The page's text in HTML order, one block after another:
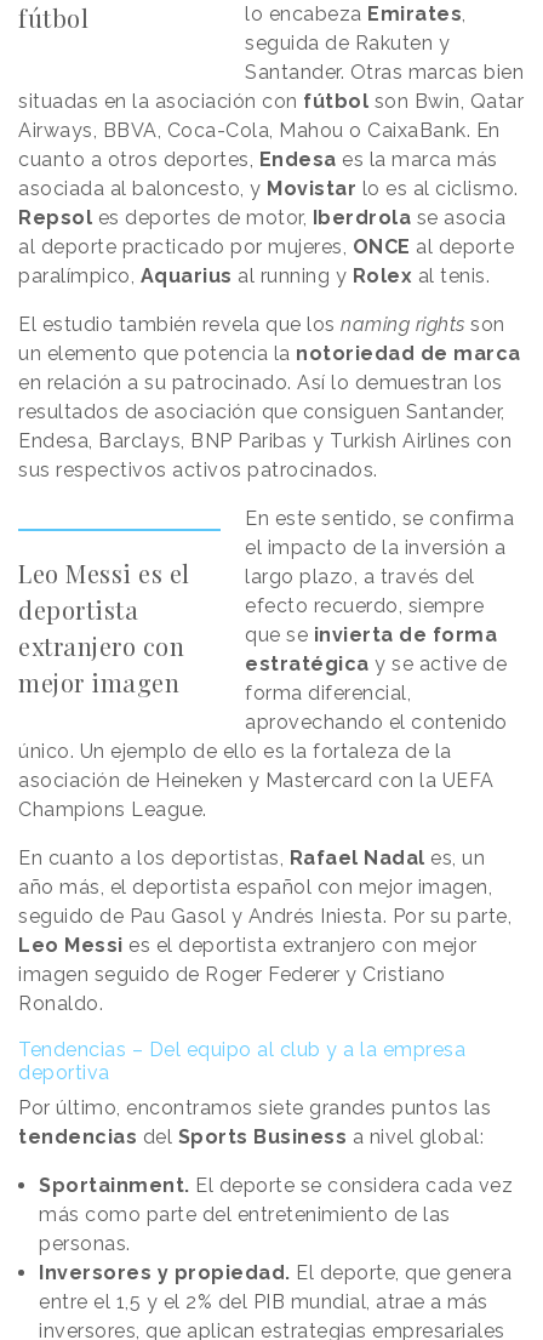
fútbol
lo encabeza Emirates,
seguida de Rakuten y
Santander. Otras marcas bien
situadas en la asociación con fútbol son Bwin, Qatar
Airways, BBVA, Coca-Cola, Mahou o CaixaBank. En
cuanto a otros deportes, Endesa es la marca más
asociada al baloncesto, y Movistar lo es al ciclismo.
Repsol es deportes de motor, Iberdrola se asocia
al deporte practicado por mujeres, ONCE al deporte
paralímpico, Aquarius al running y Rolex al tenis.
El estudio también revela que los naming rights son
un elemento que potencia la notoriedad de marca
en relación a su patrocinado. Así lo demuestran los
resultados de asociación que consiguen Santander,
Endesa, Barclays, BNP Paribas y Turkish Airlines con
sus respectivos activos patrocinados.
Leo Messi es el
deportista
extranjero con
mejor imagen
En este sentido, se confirma
el impacto de la inversión a
largo plazo, a través del
efecto recuerdo, siempre
que se invierta de forma
estratégicay se active de
forma diferencial,
aprovechando el contenido
único. Un ejemplo de ello es la fortaleza de la
asociación de Heineken y Mastercard con la UEFA
Champions League.
En cuanto a los deportistas, Rafael Nadal es, un
año más, el deportista español con mejor imagen,
seguido de Pau Gasol y Andrés Iniesta. Por su parte,
Leo Messi es el deportista extranjero con mejor
imagen seguido de Roger Federer y Cristiano
Ronaldo.
Tendencias – Del equipo al club y a la empresa
deportiva
Por último, encontramos siete grandes puntos las
tendencias del Sports Business a nivel global:
Sportainment. El deporte se considera cada vez
más como parte del entretenimiento de las
personas.
Inversores y propiedad. El deporte, que genera
entre el 1,5 y el 2% del PIB mundial, atrae a más
inversores, que aplican estrategias empresariales